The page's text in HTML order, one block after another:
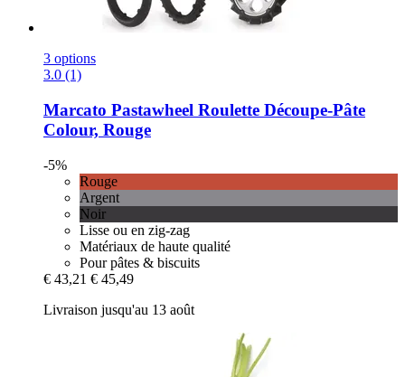
3 options
3.0 (1)
Marcato Pastawheel Roulette Découpe-​Pâte
Colour, Rouge
-5%
Rouge
Argent
Noir
Lisse ou en zig-zag
Matériaux de haute qualité
Pour pâtes & biscuits
€ 43,21 € 45,49
Livraison jusqu'au 13 août